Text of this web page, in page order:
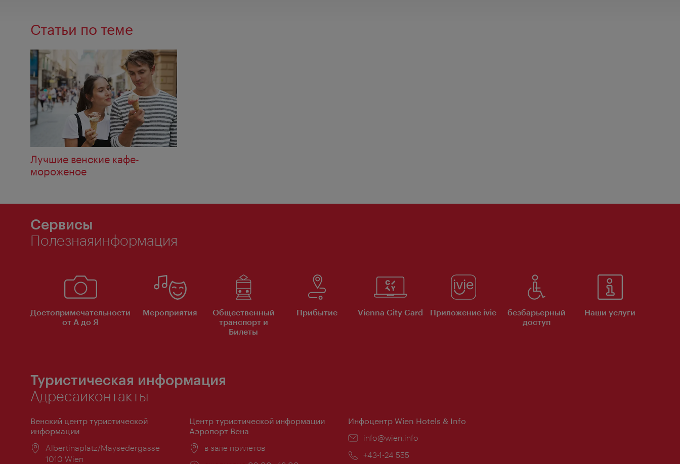
Статьи по теме
Лучшие венские кафе-
мороженое
Сервисы
Полезнаяинформация
Достопримечательности
от А до Я
Мероприятия
Общественный
транспорт и
Билеты
Прибытие Vienna City Card Приложение ivie
безбарьерный
доступ
Наши услуги
Туристическая информация
Адресаиконтакты
Венский центр туристической
информации
Расположение:
Albertinaplatz/Maysedergasse
1010 Wien
Центр туристической информации
Аэропорт Вена
Расположение:
в зале прилетов
Инфоцентр Wien Hotels & Info
Эл.
info@wien.info
Телефон:
+43-1-24 555